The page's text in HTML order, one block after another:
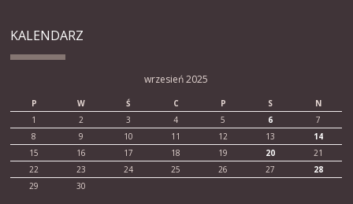
KALENDARZ
wrzesień 2025
P W Ś C P S
N
1
2 3 4 5 6
7
8
9 10 11 12 13
14
15
16 17 18 19 20
21
22
23 24 25 26 27
28
29
30